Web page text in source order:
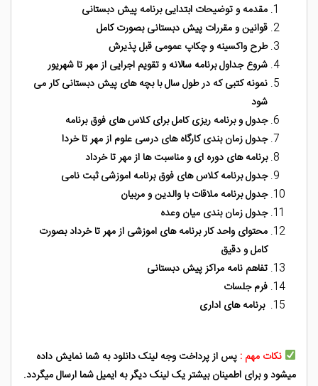
مقدمه و توضیحات ابتدایی برنامه پیش دبستانی
قوانین و مقررات پیش دبستانی بصورت کامل
طرح واکسینه و چکاپ عمومی قبل پذیرش
شروع جداول برنامه سالانه و تقویم اجرایی از مهر تا شهریور
نمونه کتبی که در طول سال با بچه های پیش دبستانی کار می
شود
جدول و برنامه ریزی کامل برای کلاس های فوق برنامه
جدول زمان بندی کارگاه های درسی علوم از مهر تا خردا
برنامه های دوره ای و مناسبت ها از مهر تا خرداد
جدول برنامه کلاس های فوق برنامه اموزشی ثبت نامی
جدول برنامه ملاقات با والدین و مربیان
جدول زمان بندی میان وعده
محتوای واحد کار برنامه های اموزشی از مهر تا خرداد بصورت
کامل و دقیق
تفاهم نامه مراکز پیش دبستانی
فرم جلسات
برنامه های اداری
نکات مهم : پس از پرداخت وجه لینک دانلود به شما نمایش داده
میشود و برای اطمینان بیشتر یک لینک دیگر به ایمیل شما ارسال میگردد.